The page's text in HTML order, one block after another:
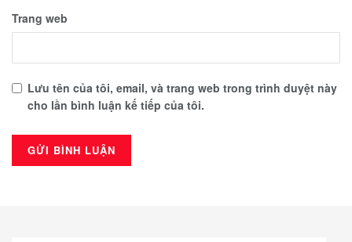
Trang web
Lưu tên của tôi, email, và trang web trong trình duyệt này
cho lần bình luận kế tiếp của tôi.